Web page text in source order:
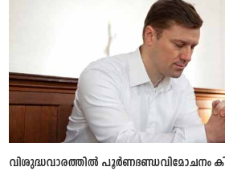
വിശുദ്ധവാരത്തില്‍ പൂര്‍ണദണ്ഡവിമോചനം